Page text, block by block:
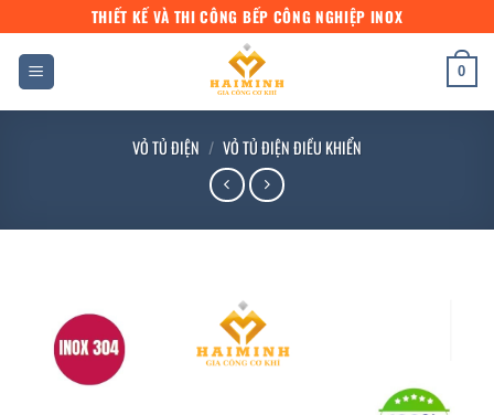
qua
dung
THIẾT KẾ VÀ THI CÔNG BẾP CÔNG NGHIỆP INOX
0
VỎ TỦ ĐIỆN / VỎ TỦ ĐIỆN ĐIỀU KHIỂN